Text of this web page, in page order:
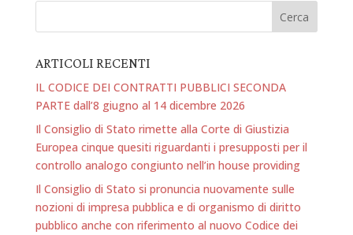
ARTICOLI RECENTI
IL CODICE DEI CONTRATTI PUBBLICI SECONDA
PARTE dall’8 giugno al 14 dicembre 2026
Il Consiglio di Stato rimette alla Corte di Giustizia
Europea cinque quesiti riguardanti i presupposti per il
controllo analogo congiunto nell’in house providing
Il Consiglio di Stato si pronuncia nuovamente sulle
nozioni di impresa pubblica e di organismo di diritto
pubblico anche con riferimento al nuovo Codice dei